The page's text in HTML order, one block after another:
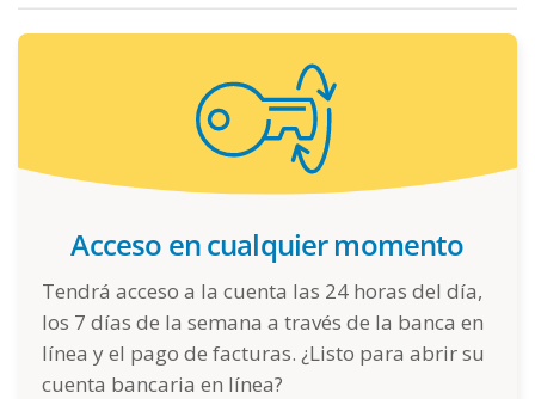
Acceso en cualquier momento
Tendrá acceso a la cuenta las 24 horas del día,
los 7 días de la semana a través de la banca en
línea y el pago de facturas. ¿Listo para abrir su
cuenta bancaria en línea?